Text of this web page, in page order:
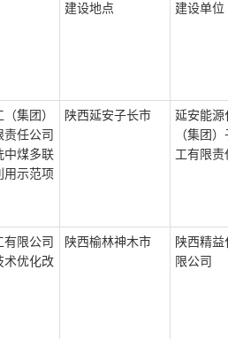
建设地点 建设单位
集团）
责任公司
中煤多联
用示范项
陕西延安子长市
延安能源
（集团
工有限责
有限公司
术优化改
陕西榆林神木市
陕西精
限公司